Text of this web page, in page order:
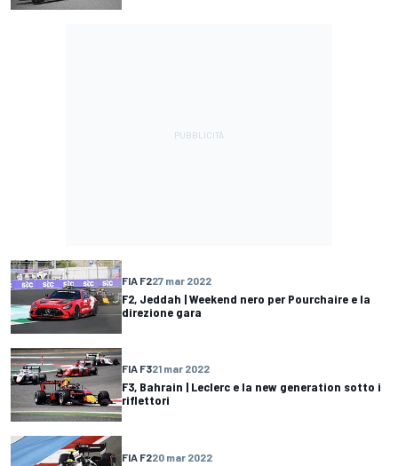
FIA F227 mar 2022
F2, Jeddah | Weekend nero per Pourchaire e la
direzione gara
FIA F321 mar 2022
F3, Bahrain | Leclerc e la new generation sotto i
riflettori
FIA F220 mar 2022